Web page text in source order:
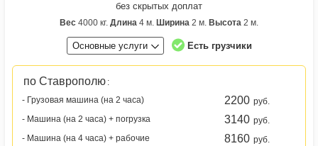
без скрытых доплат
Вес 4000 кг. Длина 4 м. Ширина 2 м. Высота 2 м.
Основные услуги Есть грузчики
по Ставрополю :
- Грузовая машина (на 2 часа)
2200 руб.
- Машина (на 2 часа) + погрузка
3140 руб.
- Машина (на 4 часа) + рабочие
8160 руб.